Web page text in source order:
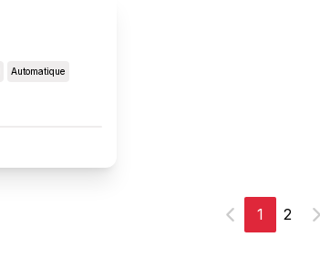
Automatique
Précédent
1 2